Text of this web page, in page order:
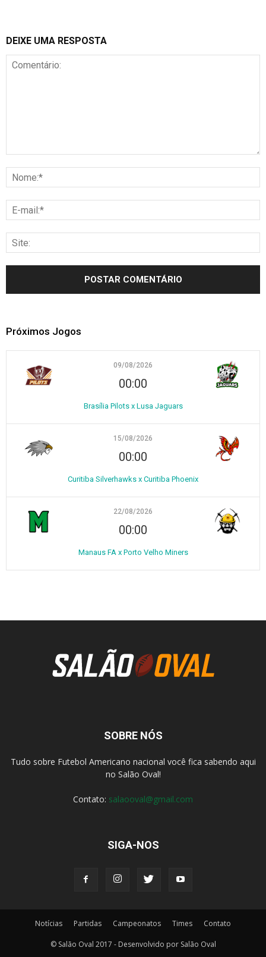
DEIXE UMA RESPOSTA
Próximos Jogos
09/08/2026
00:00
Brasília Pilots x Lusa Jaguars
15/08/2026
00:00
Curitiba Silverhawks x Curitiba Phoenix
22/08/2026
00:00
Manaus FA x Porto Velho Miners
SOBRE NÓS
Tudo sobre Futebol Americano nacional você fica sabendo aqui
no Salão Oval!
Contato: salaooval@gmail.com
SIGA-NOS
Notícias Partidas Campeonatos Times Contato
© Salão Oval 2017 - Desenvolvido por Salão Oval